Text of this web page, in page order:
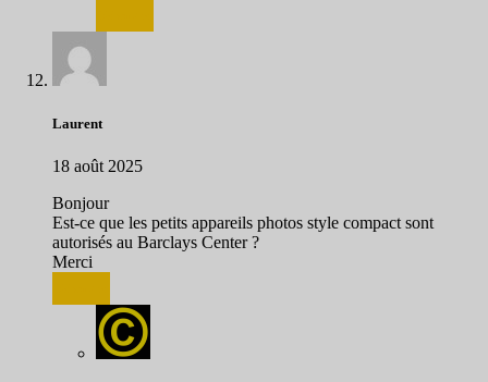
Laurent
18 août 2025
Bonjour
Est-ce que les petits appareils photos style compact sont
autorisés au Barclays Center ?
Merci